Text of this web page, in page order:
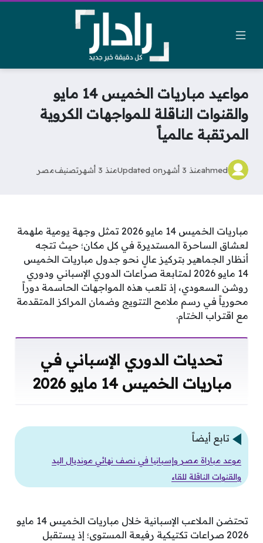
مواعيد مباريات الخميس 14 مايو
والقنوات الناقلة للمواجهات الكروية
المرتقبة عالمياً
ahmedمنذ 3 أشهر Updated onمنذ 3 أشهر تصنيفمصر
مباريات الخميس 14 مايو 2026 تمثل وجهة يومية ملهمة
لعشاق الساحرة المستديرة في كل مكان؛ حيث تتجه
أنظار الجماهير بتركيز عالٍ نحو جدول مباريات الخميس
14 مايو 2026 لمتابعة صراعات الدوري الإسباني ودوري
روشن السعودي، إذ تلعب هذه المواجهات الحاسمة دوراً
محورياً في رسم ملامح التتويج وضمان المراكز المتقدمة
مع اقتراب الختام.
تحديات الدوري الإسباني في
مباريات الخميس 14 مايو 2026
تابع أيضاً
موعد مباراة مصر وإسبانيا في نصف نهائي مونديال اليد
والقنوات الناقلة للقاء
تحتضن الملاعب الإسبانية خلال مباريات الخميس 14 مايو
2026 صراعات تكتيكية رفيعة المستوى؛ إذ يستقبل